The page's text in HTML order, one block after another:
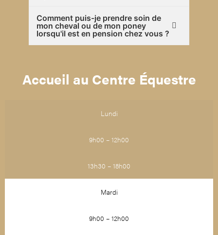
Comment puis-je prendre soin de
mon cheval ou de mon poney
lorsqu'il est en pension chez vous ?
Accueil au Centre Équestre
Lundi
9h00 – 12h00
13h30 – 18h00
Mardi
9h00 – 12h00